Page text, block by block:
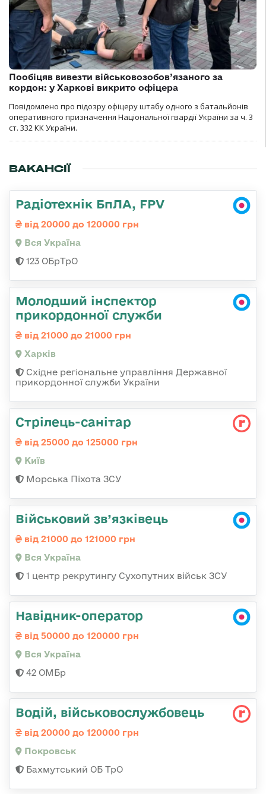
Пообіцяв вивезти військовозобов’язаного за
кордон: у Харкові викрито офіцера
Повідомлено про підозру офіцеру штабу одного з батальйонів
оперативного призначення Національної гвардії України за ч. 3
ст. 332 КК України.
ВАКАНСІЇ
Радіотехнік БпЛА, FPV
від 20000 до 120000 грн
Вся Україна
123 ОБрТрО
Молодший інспектор
прикордонної служби
від 21000 до 21000 грн
Харків
Східне регіональне управління Державної
прикордонної служби України
Стрілець-санітар
від 25000 до 125000 грн
Київ
Морська Піхота ЗСУ
Військовий зв’язківець
від 21000 до 121000 грн
Вся Україна
1 центр рекрутингу Сухопутних військ ЗСУ
Навідник-оператор
від 50000 до 120000 грн
Вся Україна
42 ОМБр
Водій, військовослужбовець
від 20000 до 120000 грн
Покровськ
Бахмутський ОБ ТрО